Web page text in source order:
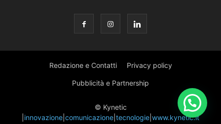
Redazione e Contatti Privacy policy
Pubblicità e Partnership
© Kynetic
innovazione comunicazione tecnologie www.kynetic.it